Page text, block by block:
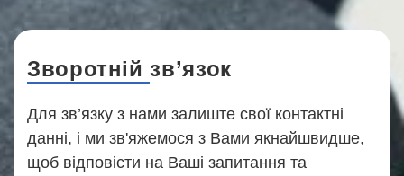
Зворотній зв’язок
Для зв’язку з нами залиште свої контактні
данні, і ми зв'яжемося з Вами якнайшвидше,
щоб відповісти на Ваші запитання та